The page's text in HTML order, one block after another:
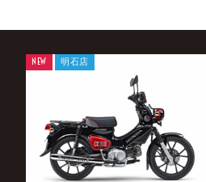
NEW 明石店